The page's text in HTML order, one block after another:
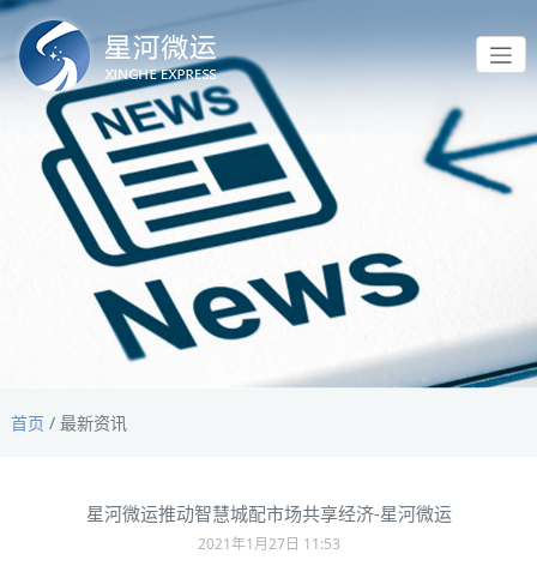
首页 / 最新资讯
星河微运推动智慧城配市场共享经济-星河微运
2021年1月27日 11:53